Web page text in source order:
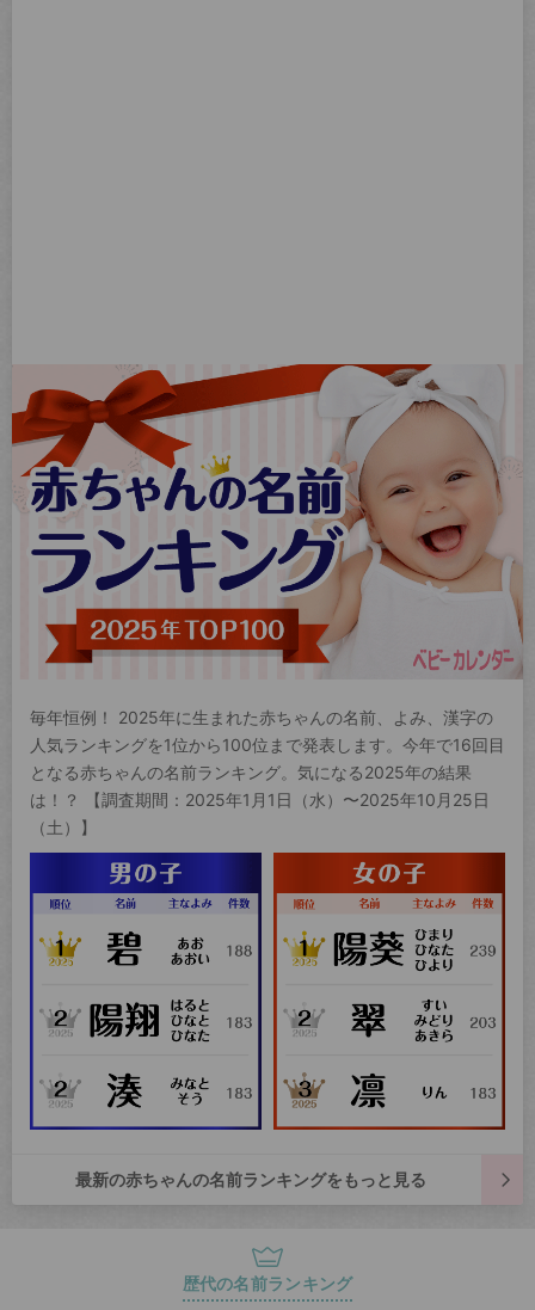
毎年恒例！ 2025年に生まれた赤ちゃんの名前、よみ、漢字の
人気ランキングを1位から100位まで発表します。今年で16回目
となる赤ちゃんの名前ランキング。気になる2025年の結果
は！？ 【調査期間：2025年1月1日（水）〜2025年10月25日
（土）】
最新の赤ちゃんの名前ランキングをもっと見る
歴代の名前ランキング